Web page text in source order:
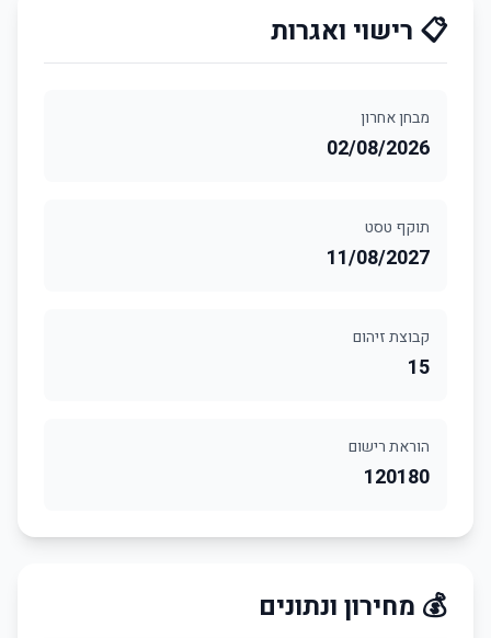
📋 רישוי ואגרות
מבחן אחרון
02/08/2026
תוקף טסט
11/08/2027
קבוצת זיהום
15
הוראת רישום
120180
💰 מחירון ונתונים